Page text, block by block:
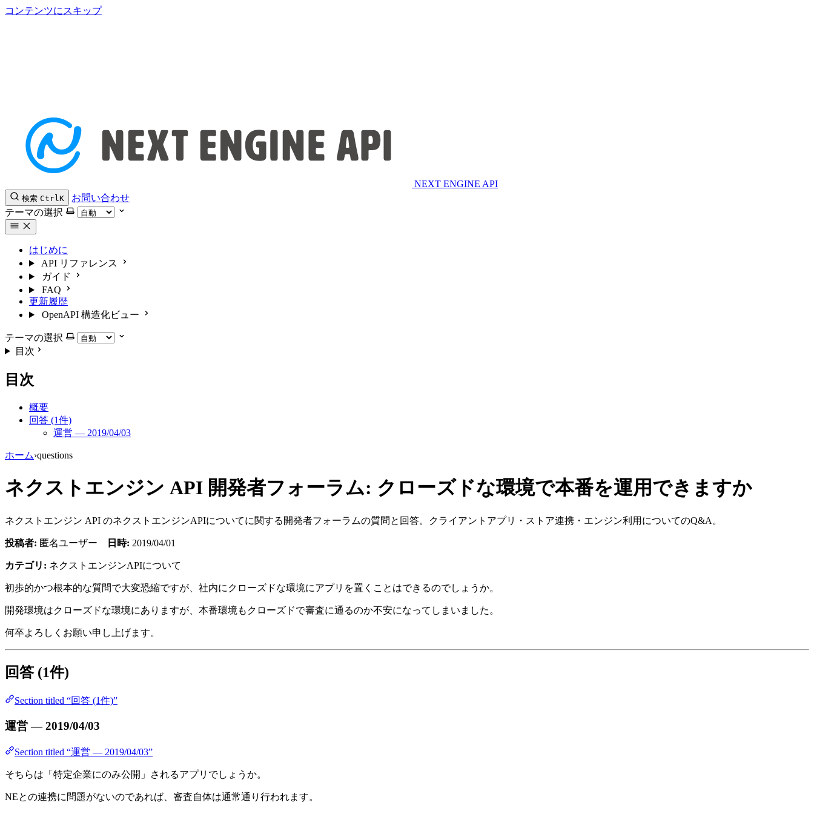
コンテンツにスキップ
NEXT ENGINE API
検索 CtrlK
お問い合わせ
テーマの選択
はじめに
API リファレンス
ガイド
FAQ
更新履歴
OpenAPI 構造化ビュー
テーマの選択
目次
目次
概要
回答 (1件)
運営 — 2019/04/03
ホーム›questions
ネクストエンジン API 開発者フォーラム: クローズドな環境で本番を運用できますか
ネクストエンジン API のネクストエンジンAPIについてに関する開発者フォーラムの質問と回答。クライアントアプリ・ストア連携・エンジン利用についてのQ&A。
投稿者: 匿名ユーザー 日時: 2019/04/01
カテゴリ: ネクストエンジンAPIについて
初歩的かつ根本的な質問で大変恐縮ですが、社内にクローズドな環境にアプリを置くことはできるのでしょうか。
開発環境はクローズドな環境にありますが、本番環境もクローズドで審査に通るのか不安になってしまいました。
何卒よろしくお願い申し上げます。
回答 (1件)
Section titled “回答 (1件)”
運営 — 2019/04/03
Section titled “運営 — 2019/04/03”
そちらは「特定企業にのみ公開」されるアプリでしょうか。
NEとの連携に問題がないのであれば、審査自体は通常通り行われます。